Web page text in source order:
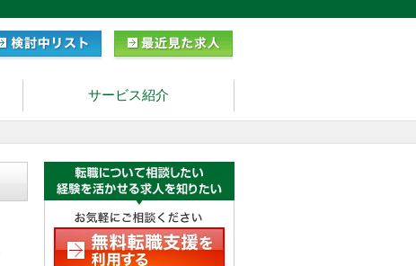
サービス紹介